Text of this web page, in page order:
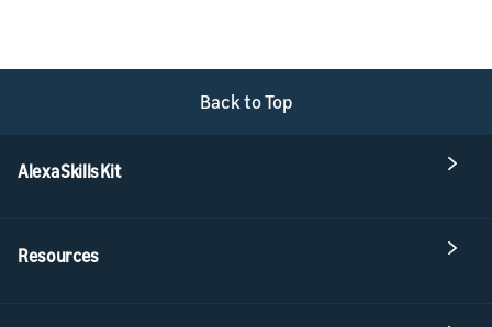
Back to Top
Alexa Skills Kit
Resources